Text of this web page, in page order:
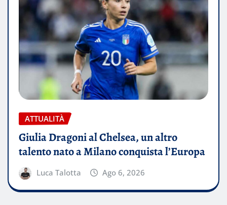
ATTUALITÀ
Giulia Dragoni al Chelsea, un altro
talento nato a Milano conquista l’Europa
Luca Talotta Ago 6, 2026